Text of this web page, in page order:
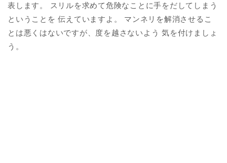
表します。 スリルを求めて危険なことに手をだしてしまう
ということを 伝えていますよ。 マンネリを解消させるこ
とは悪くはないですが、度を越さないよう 気を付けましょ
う。